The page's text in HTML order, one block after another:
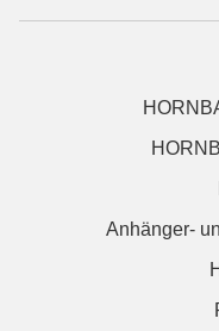
Anhänger-